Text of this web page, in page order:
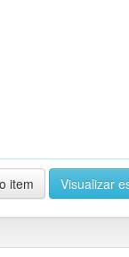
item Visualizar